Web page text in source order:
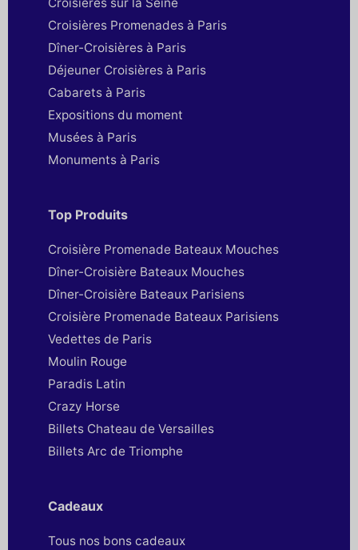
Croisières Promenades à Paris
Dîner-Croisières à Paris
Déjeuner Croisières à Paris
Cabarets à Paris
Expositions du moment
Musées à Paris
Monuments à Paris
Top Produits
Croisière Promenade Bateaux Mouches
Dîner-Croisière Bateaux Mouches
Dîner-Croisière Bateaux Parisiens
Croisière Promenade Bateaux Parisiens
Vedettes de Paris
Moulin Rouge
Paradis Latin
Crazy Horse
Billets Chateau de Versailles
Billets Arc de Triomphe
Cadeaux
Tous nos bons cadeaux